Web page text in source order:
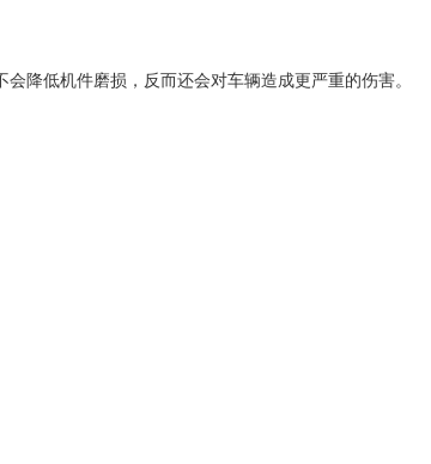
降低机件磨损，反而还会对车辆造成更严重的伤害。